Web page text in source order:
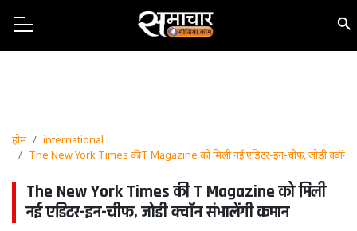
होम
international
The New York Times की T Magazine को मिली नई एडिटर-इन-चीफ, जोडी क्वॉन
The New York Times की T Magazine को मिली
नई एडिटर-इन-चीफ, जोडी क्वॉन संभालेंगी कमान